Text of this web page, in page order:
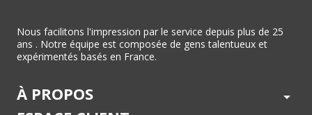
Nous facilitons l'impression par le service depuis plus de 25
ans . Notre équipe est composée de gens talentueux et
expérimentés basés en France.
À PROPOS arrow_drop_down